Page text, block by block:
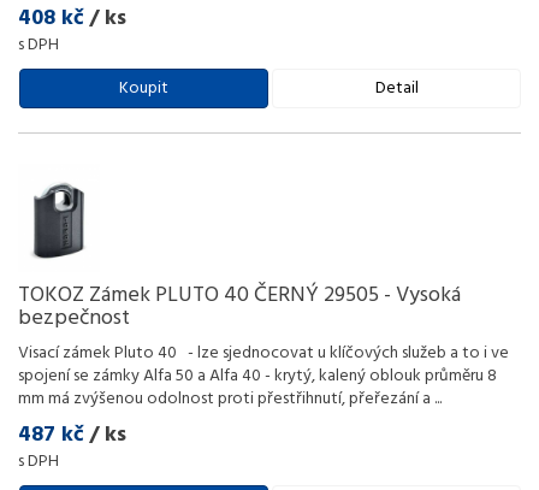
408 kč/ ks
s DPH
Koupit
Detail
TOKOZ Zámek PLUTO 40 ČERNÝ 29505 - Vysoká
bezpečnost
Visací zámek Pluto 40 - lze sjednocovat u klíčových služeb a to i ve
spojení se zámky Alfa 50 a Alfa 40 - krytý, kalený oblouk průměru 8
mm má zvýšenou odolnost proti přestřihnutí, přeřezání a ...
487 kč/ ks
s DPH